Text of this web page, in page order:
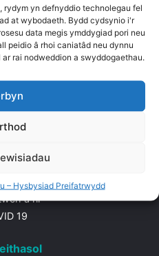
rydym yn defnyddio technolegau fel
at wybodaeth. Bydd cydsynio i'r
data megis ymddygiad pori neu
peidio â rhoi caniatâd neu dynnu
rai nodweddion a swyddogaethau.
– Hysbysiad Preifatrwydd
Yn ôl i'r brig
safle
â ni
19